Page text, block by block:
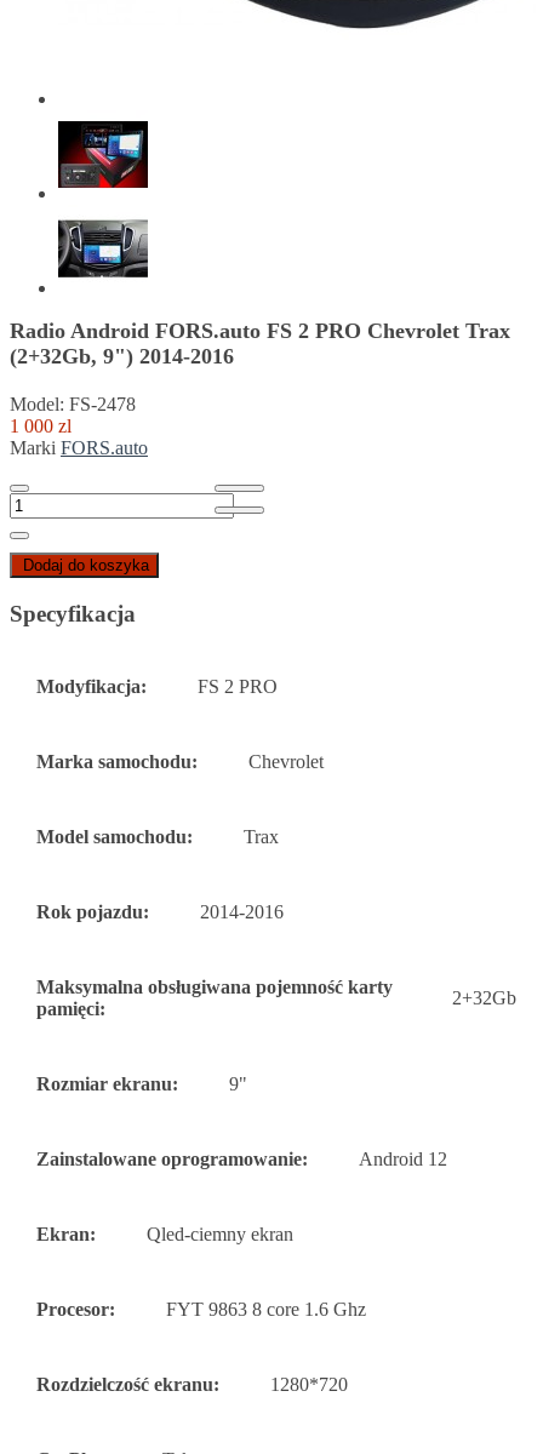
Radio Android FORS.auto FS 2 PRO Chevrolet Trax
(2+32Gb, 9") 2014-2016
Model: FS-2478
1 000 zl
Marki FORS.auto
Dodaj do koszyka
Specyfikacja
Modyfikacja: FS 2 PRO
Marka samochodu: Chevrolet
Model samochodu: Trax
Rok pojazdu: 2014-2016
Maksymalna obsługiwana pojemność karty
pamięci:
2+32Gb
Rozmiar ekranu: 9"
Zainstalowane oprogramowanie: Android 12
Ekran: Qled-ciemny ekran
Procesor: FYT 9863 8 core 1.6 Ghz
Rozdzielczość ekranu: 1280*720